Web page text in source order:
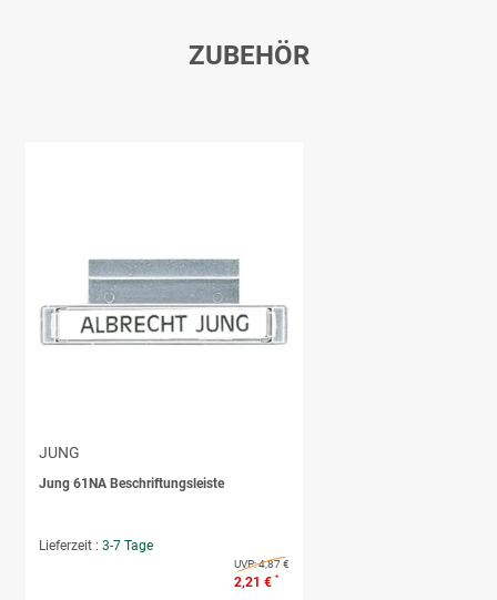
ZUBEHÖR
JUNG
Jung 61NA Beschriftungsleiste
Lieferzeit : 3-7 Tage
UVP:4,87 €
2,21 € *